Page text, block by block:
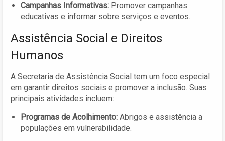
Campanhas Informativas: Promover campanhas
educativas e informar sobre serviços e eventos.
Assistência Social e Direitos
Humanos
A Secretaria de Assistência Social tem um foco especial
em garantir direitos sociais e promover a inclusão. Suas
principais atividades incluem:
Programas de Acolhimento: Abrigos e assistência a
populações em vulnerabilidade.